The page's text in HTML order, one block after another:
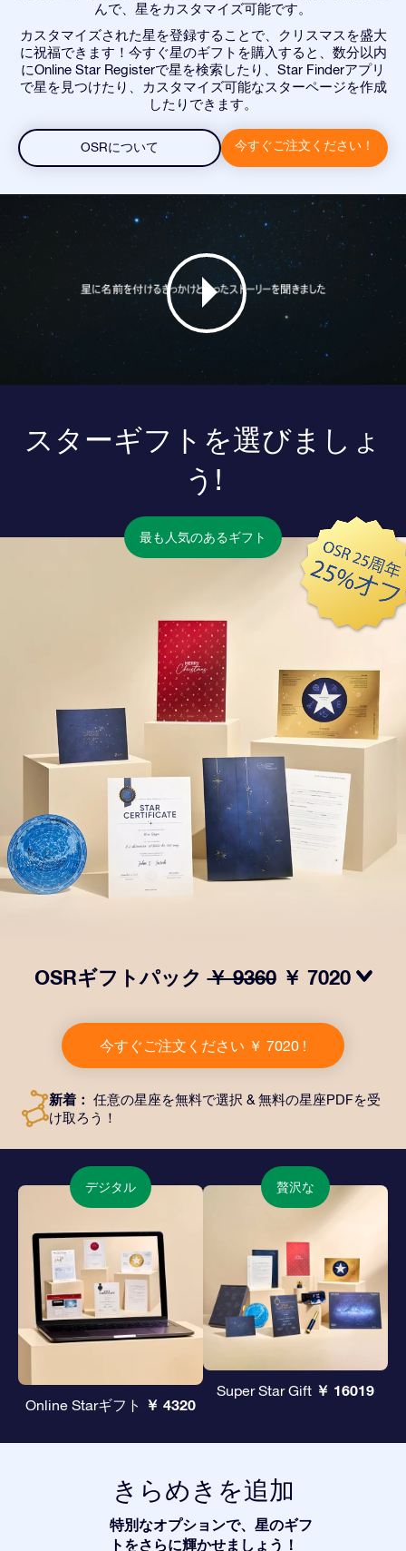
んで、星をカスタマイズ可能です。
カスタマイズされた星を登録することで、クリスマスを盛大
に祝福できます！今すぐ星のギフトを購入すると、数分以内
にOnline Star Registerで星を検索したり、Star Finderアプリ
で星を見つけたり、カスタマイズ可能なスターページを作成
したりできます。
OSRについて 今すぐご注文ください！
スターギフトを選びましょ
う!
最も人気のあるギフト
OSRギフトパック￥ 9360 ￥ 7020
所に送付される美しい封筒とカスタマイズされたドキュ
メント、デジタルドキュメントが含まれている他、弊社
のアプリを無料で利用できます。大切や人や友達に永遠
今すぐご注文ください ￥ 7020 !
新着： 任意の星座を無料で選択 & 無料の星座PDFを受
け取ろう！
デジタル
Online Starギフト ￥ 4320
贅沢な
Super Star Gift ￥ 16019
きらめきを追加
特別なオプションで、星のギフ
トをさらに輝かせましょう！